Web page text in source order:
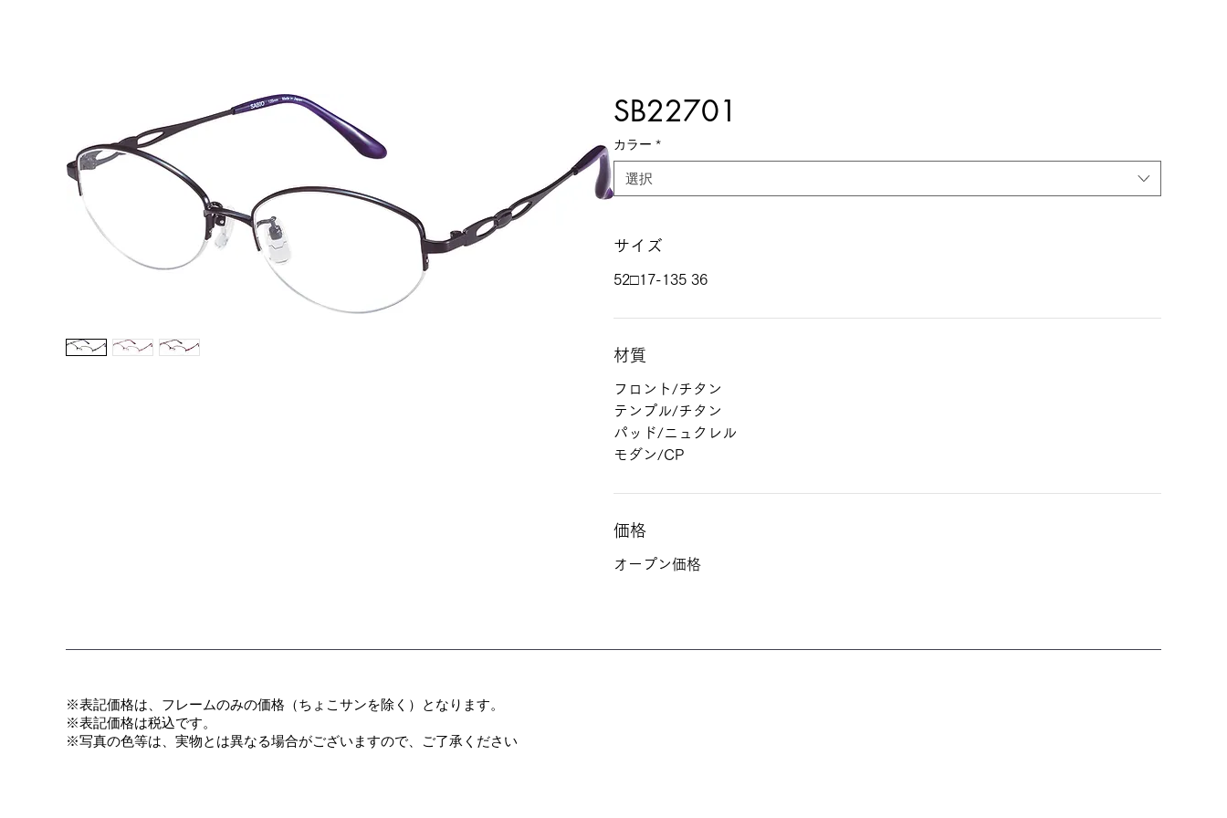
SB22701
カラー *
選択
サイズ
52□17-135 36
材質
フロント/チタン
テンプル/チタン
パッド/ニュクレル
モダン/CP
価格
オープン価格
※表記価格は、フレームのみの価格（ちょこサンを除く）となります。
​※表記価格は税込です。
※写真の色等は、実物とは異なる場合がございますので、ご了承ください